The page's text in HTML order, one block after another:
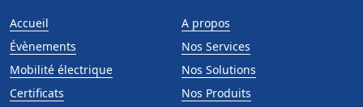
Accueil
A propos
Évènements
Nos Services
Mobilité électrique
Nos Solutions
Certificats
Nos Produits